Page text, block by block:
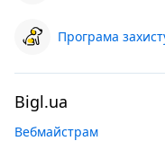
Програма
Bigl.ua
Вебмайстрам